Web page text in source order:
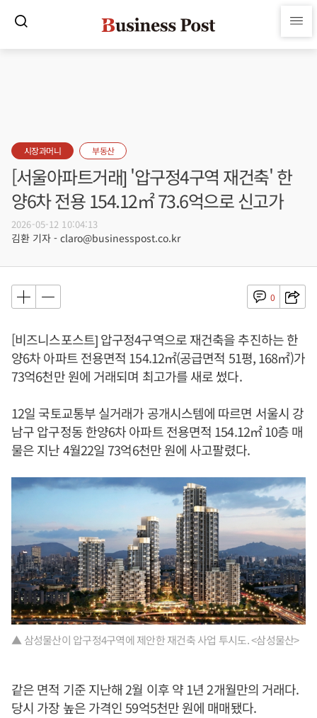
시장과머니 부동산
[서울아파트거래] '압구정4구역 재건축' 한
양6차 전용 154.12㎡ 73.6억으로 신고가
2026-05-12 10:04:13
김환 기자 - claro@businesspost.co.kr
0
[비즈니스포스트] 압구정4구역으로 재건축을 추진하는 한
양6차 아파트 전용면적 154.12㎡(공급면적 51평, 168㎡)가
73억6천만 원에 거래되며 최고가를 새로 썼다.
12일 국토교통부 실거래가 공개시스템에 따르면 서울시 강
남구 압구정동 한양6차 아파트 전용면적 154.12㎡ 10층 매
물은 지난 4월22일 73억6천만 원에 사고팔렸다.
▲ 삼성물산이 압구정4구역에 제안한 재건축 사업 투시도. <삼성물산>
같은 면적 기준 지난해 2월 이후 약 1년 2개월만의 거래다.
당시 가장 높은 가격인 59억5천만 원에 매매됐다.